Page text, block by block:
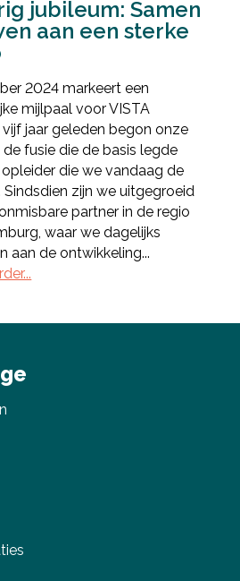
jubileum: Samen
aan een sterke
2024 markeert een
mijlpaal voor VISTA
jaar geleden begon onze
fusie die de basis legde
die we vandaag de
Sindsdien zijn we uitgegroeid
partner in de regio
waar we dagelijks
aan de ontwikkeling...
via Facebook
via Twitter
via LinkedIn